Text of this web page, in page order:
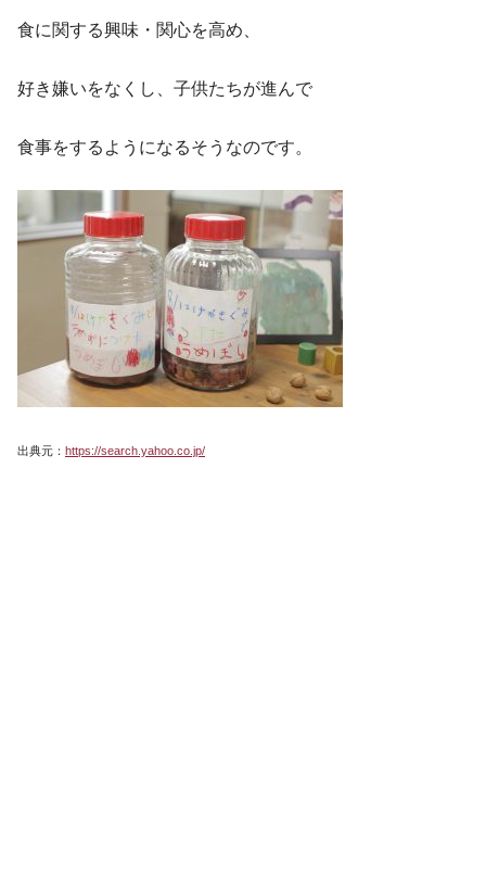
食に関する興味・関心を高め、
好き嫌いをなくし、子供たちが進んで
食事をするようになるそうなのです。
出典元： https://search.yahoo.co.jp/